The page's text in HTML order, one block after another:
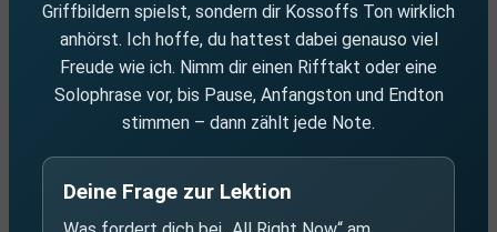
Griffbildern spielst, sondern dir Kossoffs Ton wirklich
anhörst. Ich hoffe, du hattest dabei genauso viel
Freude wie ich. Nimm dir einen Rifftakt oder eine
Solophrase vor, bis Pause, Anfangston und Endton
stimmen – dann zählt jede Note.
Deine Frage zur Lektion